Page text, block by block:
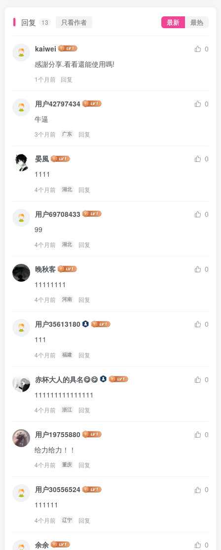
回复 13 只看作者 最新 最热
kaiwei
0
感謝分享.看看還能使用嗎!
1个月前 回复
用户42797434
0
牛逼
3个月前 广东 回复
晏風
0
1111
4个月前 湖北 回复
用户69708433
0
99
4个月前 湖北 回复
晚秋客
0
11111111
4个月前 河南 回复
用户35613180
0
111
4个月前 福建 回复
赤杯大人的具名😋😋
0
111111111111111
4个月前 浙江 回复
用户19755880
0
给力给力！！
4个月前 重庆 回复
用户30556524
0
111111
4个月前 辽宁 回复
余余
0